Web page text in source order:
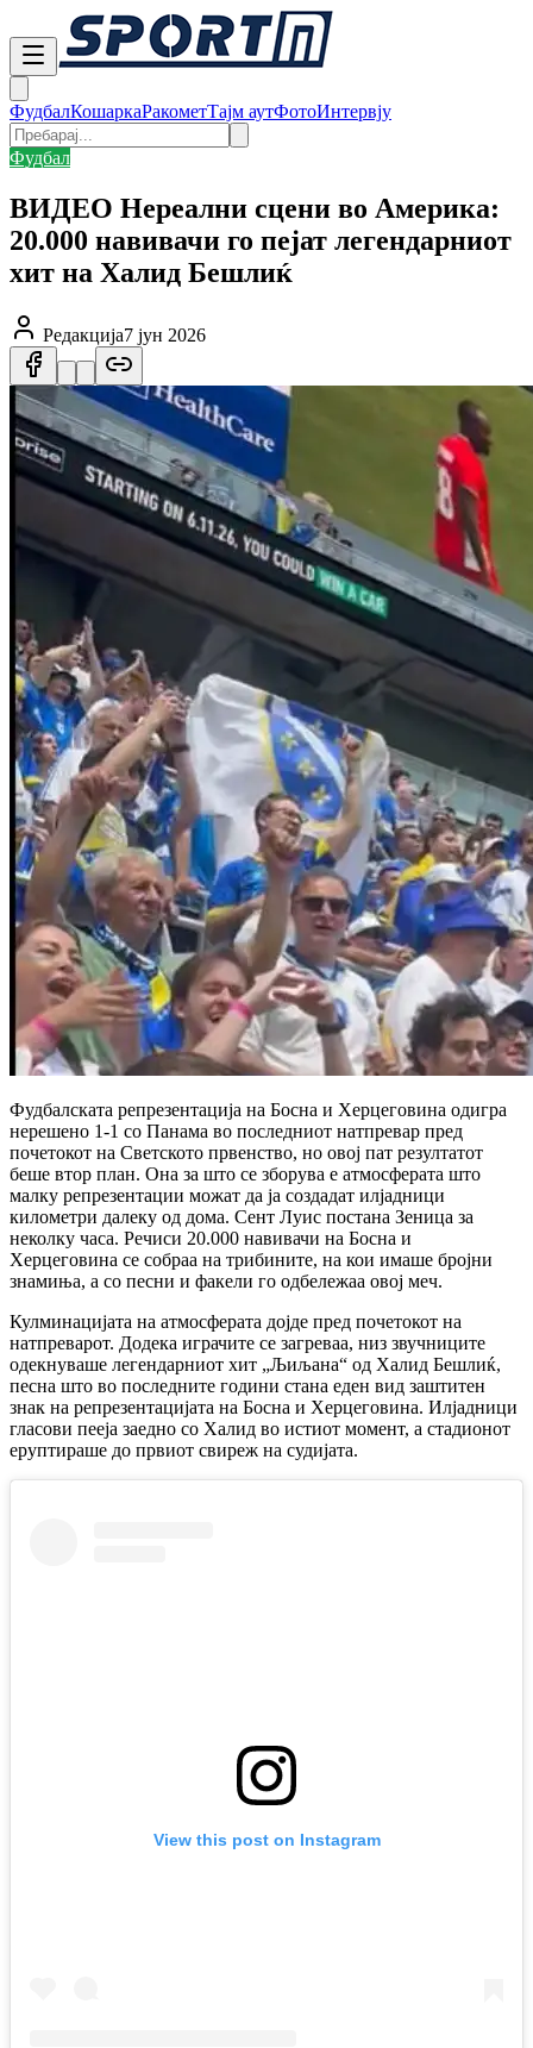
ФудбалКошаркаРакометТајм аутФотоИнтервју
Фудбал
ВИДЕО Нереални сцени во Америка:
20.000 навивачи го пејат легендарниот
хит на Халид Бешлиќ
Редакција7 јун 2026
Фудбалската репрезентација на Босна и Херцеговина одигра
нерешено 1-1 со Панама во последниот натпревар пред
почетокот на Светското првенство, но овој пат резултатот
беше втор план. Она за што се зборува е атмосферата што
малку репрезентации можат да ја создадат илјадници
километри далеку од дома. Сент Луис постана Зеница за
неколку часа. Речиси 20.000 навивачи на Босна и
Херцеговина се собраа на трибините, на кои имаше бројни
знамиња, а со песни и факели го одбележаа овој меч.
Кулминацијата на атмосферата дојде пред почетокот на
натпреварот. Додека играчите се загреваа, низ звучниците
одекнуваше легендарниот хит „Љиљана“ од Халид Бешлиќ,
песна што во последните години стана еден вид заштитен
знак на репрезентацијата на Босна и Херцеговина. Илјадници
гласови пееја заедно со Халид во истиот момент, а стадионот
еруптираше до првиот свиреж на судијата.
View this post on Instagram